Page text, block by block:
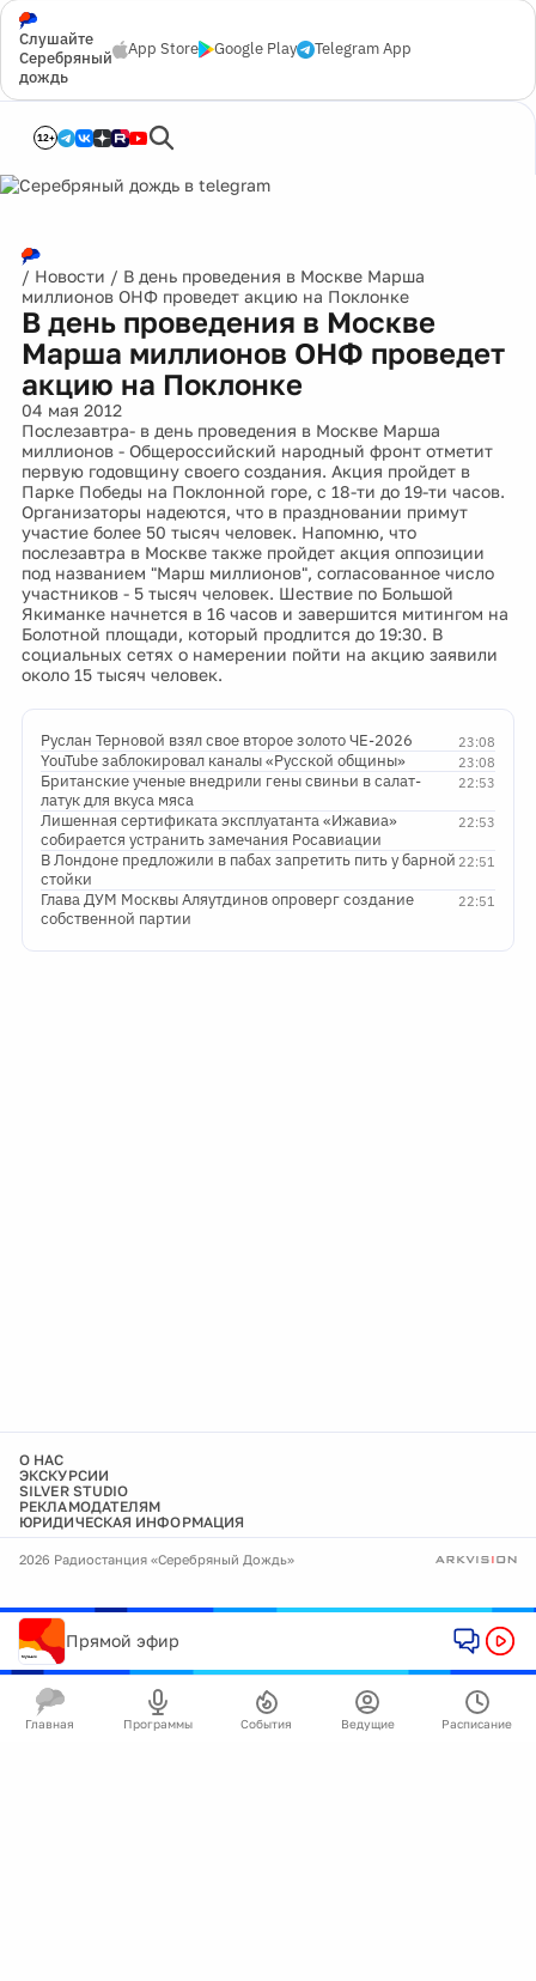
Слушайте
Серебряный
дождь
App Store Google Play Telegram App
12+
/ Новости / В день проведения в Москве Марша
миллионов ОНФ проведет акцию на Поклонке
В день проведения в Москве
Марша миллионов ОНФ проведет
акцию на Поклонке
04 мая 2012
Послезавтра- в день проведения в Москве Марша
миллионов - Общероссийский народный фронт отметит
первую годовщину своего создания. Акция пройдет в
Парке Победы на Поклонной горе, с 18-ти до 19-ти часов.
Организаторы надеются, что в праздновании примут
участие более 50 тысяч человек. Напомню, что
послезавтра в Москве также пройдет акция оппозиции
под названием "Марш миллионов", согласованное число
участников - 5 тысяч человек. Шествие по Большой
Якиманке начнется в 16 часов и завершится митингом на
Болотной площади, который продлится до 19:30. В
социальных сетях о намерении пойти на акцию заявили
около 15 тысяч человек.
23:08
Руслан Терновой взял свое второе золото ЧЕ-2026
23:08
YouTube заблокировал каналы «Русской общины»
22:53
Британские ученые внедрили гены свиньи в салат-
латук для вкуса мяса
22:53
Лишенная сертификата эксплуатанта «Ижавиа»
собирается устранить замечания Росавиации
22:51
В Лондоне предложили в пабах запретить пить у барной
стойки
22:51
Глава ДУМ Москвы Аляутдинов опроверг создание
собственной партии
О НАС
ЭКСКУРСИИ
SILVER STUDIO
РЕКЛАМОДАТЕЛЯМ
ЮРИДИЧЕСКАЯ ИНФОРМАЦИЯ
2026 Радиостанция «Серебряный Дождь»
Прямой эфир
Главная Программы События Ведущие Расписание